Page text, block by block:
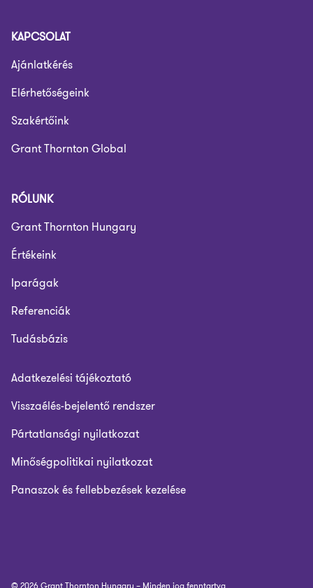
KAPCSOLAT
Ajánlatkérés
Elérhetőségeink
Szakértőink
Grant Thornton Global
RÓLUNK
Grant Thornton Hungary
Értékeink
Iparágak
Referenciák
Tudásbázis
Adatkezelési tájékoztató
Visszaélés-bejelentő rendszer
Pártatlansági nyilatkozat
Minőségpolitikai nyilatkozat
Panaszok és fellebbezések kezelése
© 2026 Grant Thornton Hungary – Minden jog fenntartva